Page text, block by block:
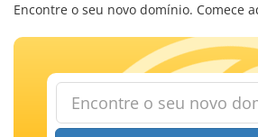
Encontre o seu novo domínio. Comece